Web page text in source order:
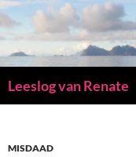
Leeslog van Renate
INHOUD
MISDAAD